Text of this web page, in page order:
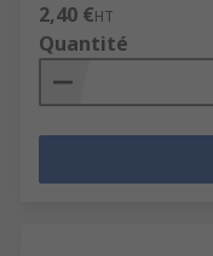
2,40 €HT
Quantité